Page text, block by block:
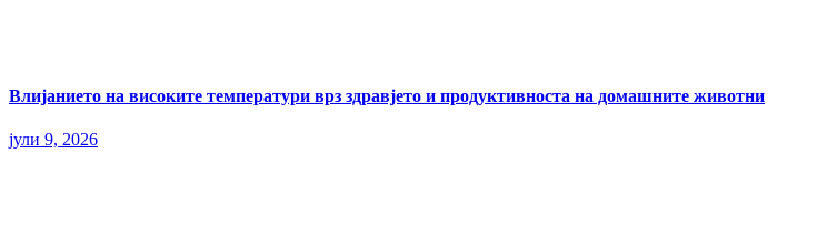
Влијанието на високите температури врз здравјето и продуктивноста на домашните животни
јули 9, 2026